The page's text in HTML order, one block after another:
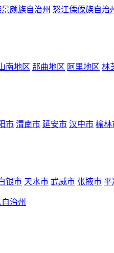
颇族自治州 怒江傈僳族自治
南地区 那曲地区 阿里地区 林
市 渭南市 延安市 汉中市 榆林
银市 天水市 武威市 张掖市 平
治州